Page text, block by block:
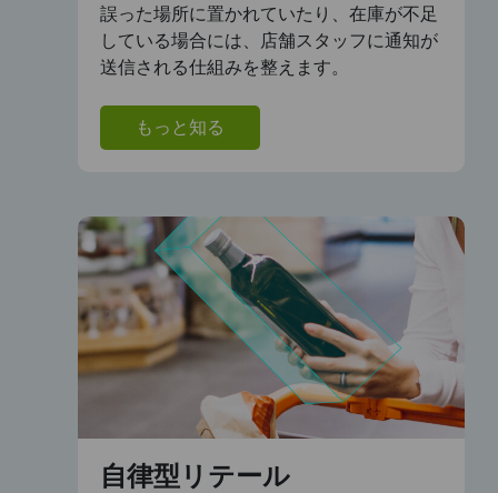
誤った場所に置かれていたり、在庫が不足
している場合には、店舗スタッフに通知が
送信される仕組みを整えます。
もっと知る
自律型リテール